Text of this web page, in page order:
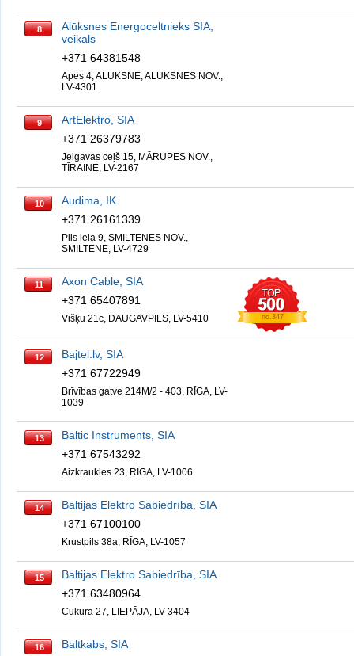
8
Alūksnes Energoceltnieks SIA,
veikals
+371 64381548
Apes 4, ALŪKSNE, ALŪKSNES NOV.,
LV-4301
9
ArtElektro, SIA
+371 26379783
Jelgavas ceļš 15, MĀRUPES NOV.,
TĪRAINE, LV-2167
10
Audima, IK
+371 26161339
Pils iela 9, SMILTENES NOV.,
SMILTENE, LV-4729
11
Axon Cable, SIA
+371 65407891
Višķu 21c, DAUGAVPILS, LV-5410 no.347
12
Bajtel.lv, SIA
+371 67722949
Brīvības gatve 214M/2 - 403, RĪGA, LV-
1039
13
Baltic Instruments, SIA
+371 67543292
Aizkraukles 23, RĪGA, LV-1006
14
Baltijas Elektro Sabiedrība, SIA
+371 67100100
Krustpils 38a, RĪGA, LV-1057
15
Baltijas Elektro Sabiedrība, SIA
+371 63480964
Cukura 27, LIEPĀJA, LV-3404
16
Baltkabs, SIA